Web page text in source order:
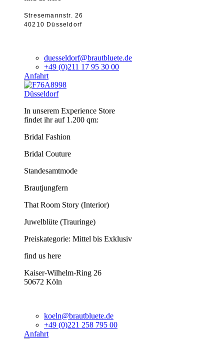
Stresemannstr. 26
40210 Düsseldorf
duesseldorf@brautbluete.de
+49 (0)211 17 95 30 00
Anfahrt
Düsseldorf
In unserem Experience Store
findet ihr auf 1.200 qm:
Bridal Fashion
Bridal Couture
Standesamtmode
Brautjungfern
That Room Story (Interior)
Juwelblüte (Trauringe)
Preiskategorie: Mittel bis Exklusiv
find us here
Kaiser-Wilhelm-Ring 26
50672 Köln
koeln@brautbluete.de
+49 (0)221 258 795 00
Anfahrt